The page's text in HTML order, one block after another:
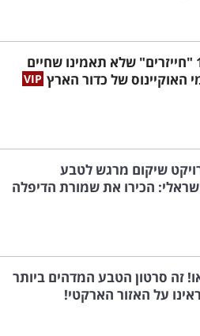
16 "חייזרים" שלא תאמינו שחיים
האוקיינוס של כדור הארץ
שיקום מרגש לטבע
הכירו את שמורת הדיפלה
זה סרטון הטבע המדהים ביותר
על האזור הארקטי!